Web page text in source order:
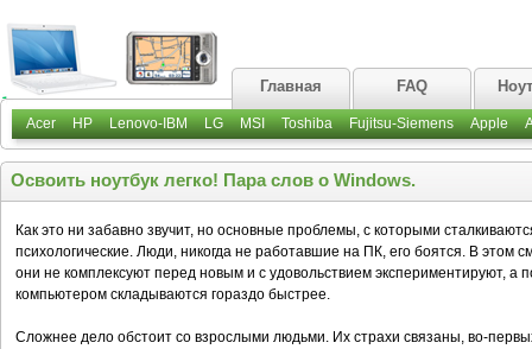
Главная FAQ
Acer HP Lenovo-IBM LG MSI Toshiba Fujitsu-Siemens Apple
Освоить ноутбук легко! Пара слов о Windows.
Как это ни забавно звучит, но основные проблемы, с которыми
психологические. Люди, никогда не работавшие на ПК, его боятся. В
они не комплексуют перед новым и с удовольствием экспериментируют, а
компьютером складываются гораздо быстрее.
Сложнее дело обстоит со взрослыми людьми. Их страхи связаны, во-